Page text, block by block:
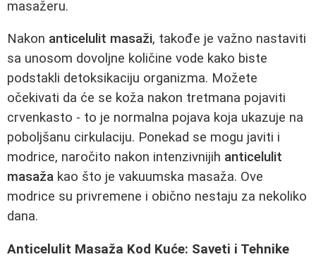
masažeru.
Nakon anticelulit masaži, takođe je važno nastaviti
sa unosom dovoljne količine vode kako biste
podstakli detoksikaciju organizma. Možete
očekivati da će se koža nakon tretmana pojaviti
crvenkasto - to je normalna pojava koja ukazuje na
poboljšanu cirkulaciju. Ponekad se mogu javiti i
modrice, naročito nakon intenzivnijih anticelulit
masaža kao što je vakuumska masaža. Ove
modrice su privremene i obično nestaju za nekoliko
dana.
Anticelulit Masaža Kod Kuće: Saveti i Tehnike